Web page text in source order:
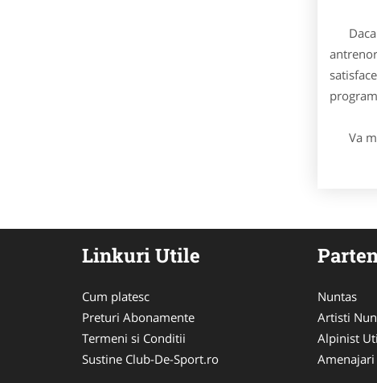
Daca
Va
Linkuri Utile
Cum platesc
Preturi Abonamente
Termeni si Conditii
Sustine Club-De-Sport.ro
Nuntas
Artisti
Alpinist